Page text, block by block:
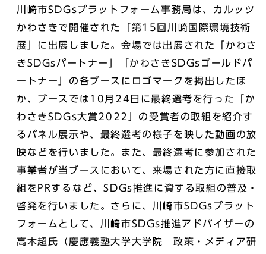
川崎市SDGsプラットフォーム事務局は、カルッツ
かわさきで開催された「第15回川崎国際環境技術
展」に出展しました。会場では出展された「かわさ
きSDGsパートナー」「かわさきSDGsゴールドパ
ートナー」の各ブースにロゴマークを掲出したほ
か、ブースでは10月24日に最終選考を行った「か
わさきSDGs大賞2022」の受賞者の取組を紹介す
るパネル展示や、最終選考の様子を映した動画の放
映などを行いました。また、最終選考に参加された
事業者が当ブースにおいて、来場された方に直接取
組をPRするなど、SDGs推進に資する取組の普及・
啓発を行いました。さらに、川崎市SDGsプラット
フォームとして、川崎市SDGs推進アドバイザーの
高木超氏（慶應義塾大学大学院 政策・メディア研